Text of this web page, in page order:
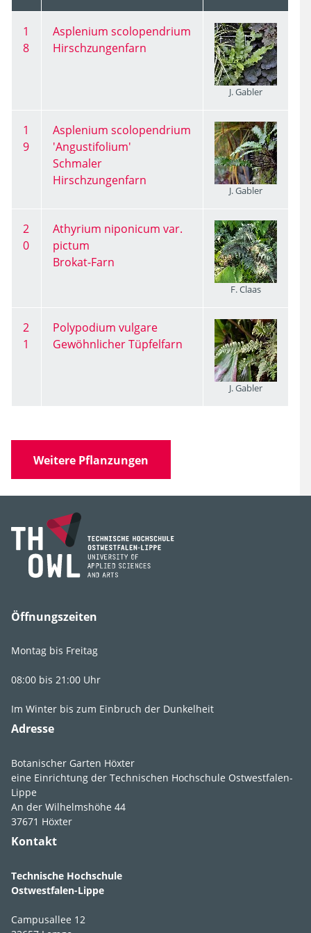
1
8
Asplenium scolopendrium
Hirschzungenfarn
J. Gabler
1
9
Asplenium scolopendrium
'Angustifolium'
Schmaler
Hirschzungenfarn
J. Gabler
2
0
Athyrium niponicum var.
pictum
Brokat-Farn
F. Claas
2
1
Polypodium vulgare
Gewöhnlicher Tüpfelfarn
J. Gabler
Weitere Pflanzungen
Öffnungszeiten
Montag bis Freitag
08:00 bis 21:00 Uhr
Im Winter bis zum Einbruch der Dunkelheit
Adresse
Botanischer Garten Höxter
eine Einrichtung der Technischen Hochschule Ostwestfalen-
Lippe
An der Wilhelmshöhe 44
37671 Höxter
Kontakt
Technische Hochschule
Ostwestfalen-Lippe
Campusallee 12